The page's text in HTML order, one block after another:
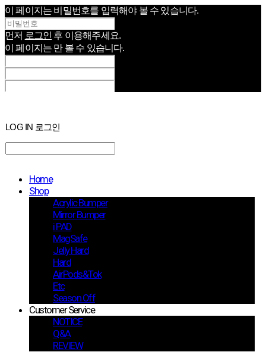
이 페이지는 비밀번호를 입력해야 볼 수 있습니다.
먼저 로그인 후 이용해주세요.
이 페이지는 만 볼 수 있습니다.
LOG IN 로그인
Home
Shop
Acrylic Bumper
Mirror Bumper
i PAD
MagSafe
Jelly Hard
Hard
AirPods&Tok
Etc
Season Off
Customer Service
NOTICE
Q&A
REVIEW